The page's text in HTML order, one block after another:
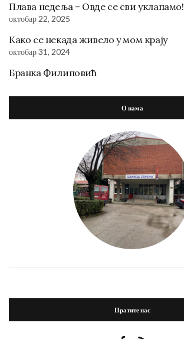
Плава недеља – Овде се сви уклапамо!
октобар 22, 2025
Како се некада живело у мом крају
октобар 31, 2024
Бранка Филиповић
О нама
Пратите нас